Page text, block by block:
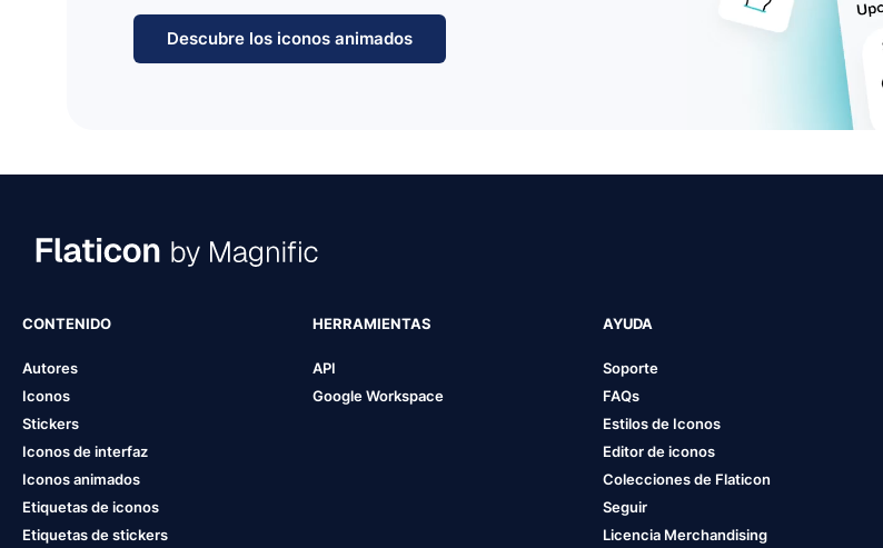
Descubre los iconos animados
CONTENIDO
Autores
Iconos
Stickers
Iconos de interfaz
Iconos animados
Etiquetas de iconos
Etiquetas de stickers
HERRAMIENTAS
API
Google Workspace
AYUDA
Soporte
FAQs
Estilos de Iconos
Editor de iconos
Colecciones de Flaticon
Seguir
Licencia Merchandising